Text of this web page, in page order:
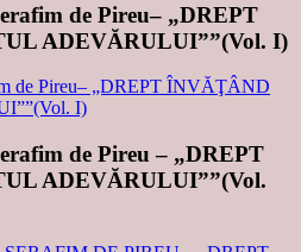
de Pireu– „DREPT
ADEVĂRULUI””(Vol. I)
de Pireu – „DREPT
ADEVĂRULUI””(Vol.